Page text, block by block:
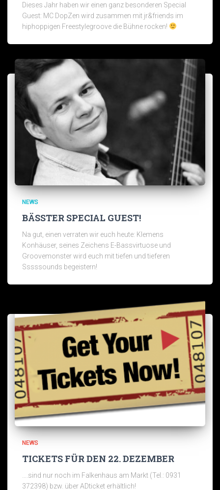
Dieses Jahr haben wir einen ganz besonderen Special
Guest: MC DopZen wird zusammen mit jr&friends im
hiphoppigen Freestylegroove die Bühne rocken!
NEWS
BÄSSTER SPECIAL GUEST!
Na gut, einen verraten wir euch heute: Klemens
Konhäuser, seines Zeichens E-Bassvirtuose und
Groovemonster wird euch mit tiefen und tieferen
Sssssounds begeistern!
NEWS
TICKETS FÜR DEN 22. DEZEMBER
….sind nur noch im Falkenhaus am Markt (Tel.: 0931
372398) bzw. über ADticket erhältlich!